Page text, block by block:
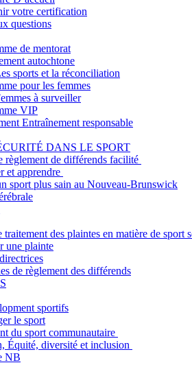
votre certification
questions
de mentorat
autochtone
sports et la réconciliation
pour les femmes
à surveiller
VIP
Entraînement responsable
DANS LE SPORT
règlement de différends facilité
et apprendre
sport plus sain au Nouveau-Brunswick
traitement des plaintes en matière de
une plainte
de règlement des différends
sportifs
le sport
du sport communautaire
Équité, diversité et inclusion
NB